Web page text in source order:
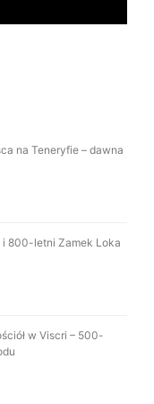
na Teneryfie – dawna
800-letni Zamek Loka
w Viscri – 500-